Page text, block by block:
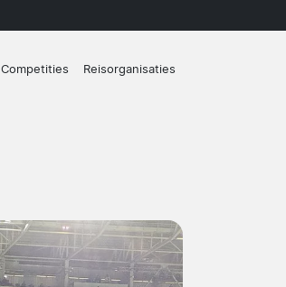
Competities Reisorganisaties